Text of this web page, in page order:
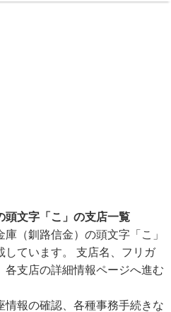
頭文字「こ」の支店一覧
（釧路信金）の頭文字「こ」
しています。 支店名、フリガ
支店の詳細情報ページへ進む
報の確認、各種事務手続きな